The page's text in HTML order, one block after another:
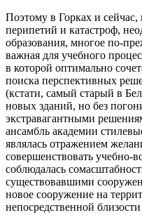
Поэтому в Горках и
перипетий и катастроф,
образования, многое по-
важная для учебного
в которой оптимально
поиска перспективных
(кстати, самый старый в
новых зданий, но без
экстравагантными
ансамбль академии
являлась отражением
совершенствовать учебно-
соблюдалась
существовавшими
новое сооружение на
непосредственной